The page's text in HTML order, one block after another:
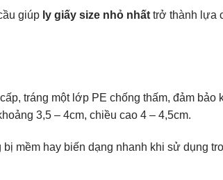
giúp ly giấy size nhỏ nhất trở thành lựa
tráng một lớp PE chống thấm, đảm
3,5 – 4cm, chiều cao 4 – 4,5cm.
mềm hay biến dạng nhanh khi sử dụng